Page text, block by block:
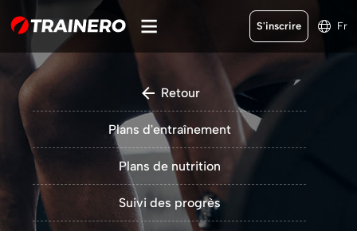
S'inscrire Fr
Retour
Plans d'entraînement
Plans de nutrition
Suivi des progrès